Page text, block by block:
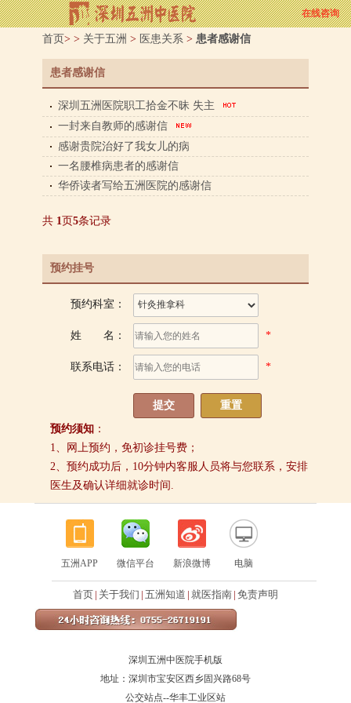
在线咨询
首页> > 关于五洲 > 医患关系 > 患者感谢信
患者感谢信
深圳五洲医院职工拾金不昧 失主
一封来自教师的感谢信
感谢贵院治好了我女儿的病
一名腰椎病患者的感谢信
华侨读者写给五洲医院的感谢信
共 1页5条记录
预约挂号
预约科室：
姓 名： *
联系电话： *
预约须知 ：
1、网上预约，免初诊挂号费；
2、预约成功后，10分钟内客服人员将与您联系，安排
医生及确认详细就诊时间.
五洲APP 微信平台 新浪微博 电脑
首页 | 关于我们 | 五洲知道 | 就医指南 | 免责声明
深圳五洲中医院手机版
地址：深圳市宝安区西乡固兴路68号
公交站点--华丰工业区站